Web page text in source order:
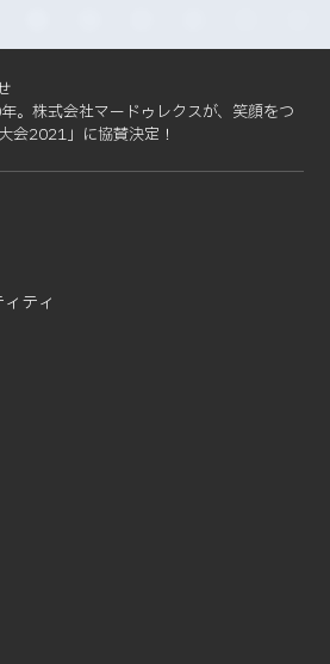
。株式会社マードゥレクスが、笑顔をつ
会2021」に協賛決定！
ティ